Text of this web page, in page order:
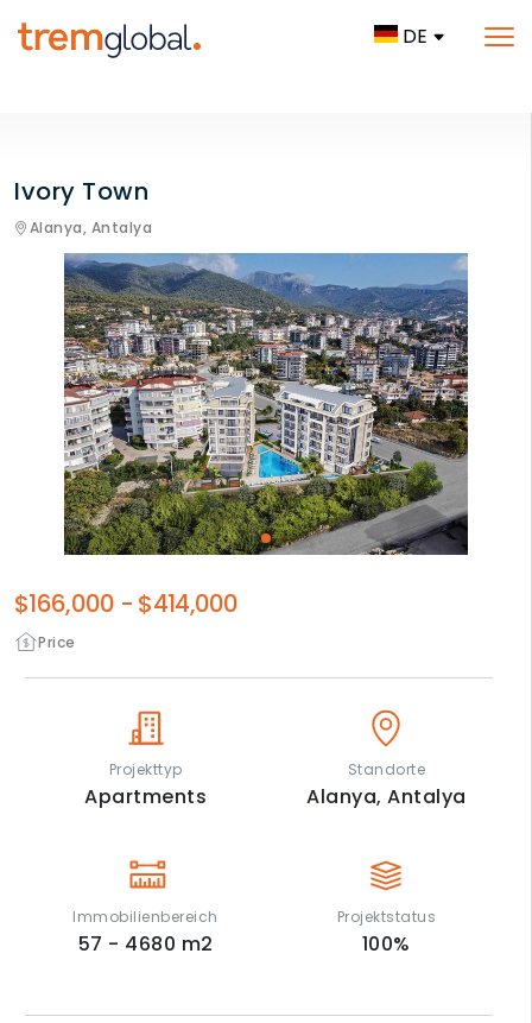
DE
Ivory Town
Alanya, Antalya
Price
$166,000 - $414,000
Projekttyp
Apartments
Standorte
Alanya,Antalya
Immobilienbereich
57 - 4680 m2
Projektstatus
100%